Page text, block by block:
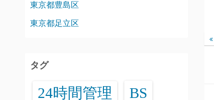
東京都豊島区
東京都足立区
タグ
24時間管理 BS